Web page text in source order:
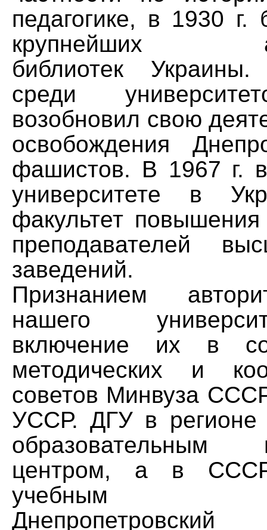
педагогике, в 1930
крупнейших
библиотек
среди
возобновил свою
освобождения
фашистов. В 1967 г.
университете в
факультет
преподавателей
заведений.
Признанием
нашего
включение их в
методических и
советов Минвуза
УССР. ДГУ в регионе
центром, а в
учебным
Днепропетровский